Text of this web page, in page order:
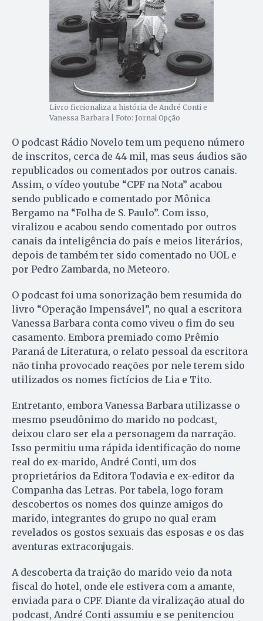
Livro ficcionaliza a história de André Conti e
Vanessa Barbara | Foto: Jornal Opção
O podcast Rádio Novelo tem um pequeno número
de inscritos, cerca de 44 mil, mas seus áudios são
republicados ou comentados por outros canais.
Assim, o vídeo youtube “CPF na Nota” acabou
sendo publicado e comentado por Mônica
Bergamo na “Folha de S. Paulo”. Com isso,
viralizou e acabou sendo comentado por outros
canais da inteligência do país e meios literários,
depois de também ter sido comentado no UOL e
por Pedro Zambarda, no Meteoro.
O podcast foi uma sonorização bem resumida do
livro “Operação Impensável”, no qual a escritora
Vanessa Barbara conta como viveu o fim do seu
casamento. Embora premiado como Prêmio
Paraná de Literatura, o relato pessoal da escritora
não tinha provocado reações por nele terem sido
utilizados os nomes fictícios de Lia e Tito.
Entretanto, embora Vanessa Barbara utilizasse o
mesmo pseudônimo do marido no podcast,
deixou claro ser ela a personagem da narração.
Isso permitiu uma rápida identificação do nome
real do ex-marido, André Conti, um dos
proprietários da Editora Todavia e ex-editor da
Companha das Letras. Por tabela, logo foram
descobertos os nomes dos quinze amigos do
marido, integrantes do grupo no qual eram
revelados os gostos sexuais das esposas e os das
aventuras extraconjugais.
A descoberta da traição do marido veio da nota
fiscal do hotel, onde ele estivera com a amante,
enviada para o CPF. Diante da viralização atual do
podcast, André Conti assumiu e se penitenciou